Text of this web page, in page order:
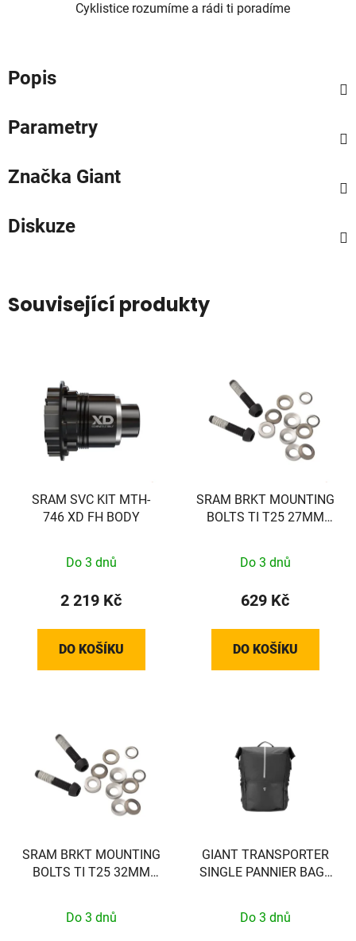
Cyklistice rozumíme a rádi ti poradíme
Popis
Parametry
Značka Giant
Diskuze
Související produkty
SRAM SVC KIT MTH-
746 XD FH BODY
Do 3 dnů
2 219 Kč
DO KOŠÍKU
SRAM BRKT MOUNTING
BOLTS TI T25 27MM
Do 3 dnů
629 Kč
DO KOŠÍKU
SRAM BRKT MOUNTING
BOLTS TI T25 32MM
Do 3 dnů
GIANT TRANSPORTER
SINGLE PANNIER BAG -
Do 3 dnů